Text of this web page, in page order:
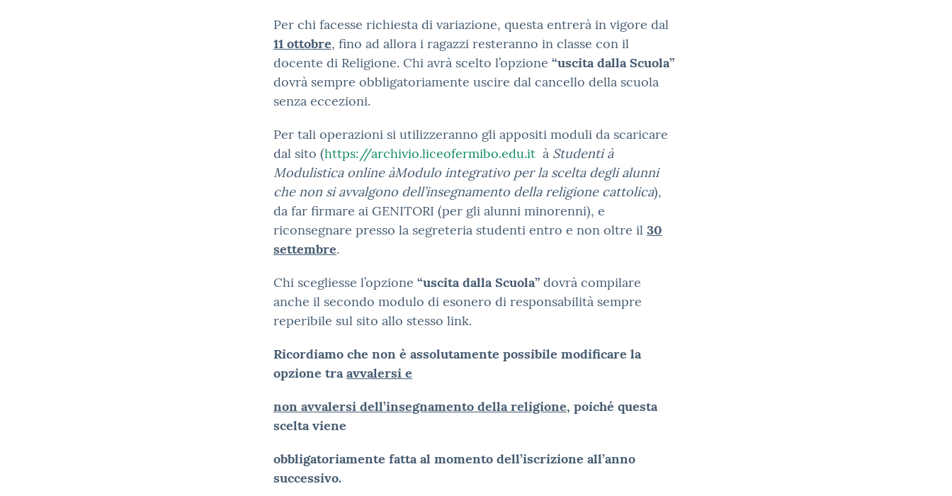
Per chi facesse richiesta di variazione, questa entrerà in vigore dal
11 ottobre, fino ad allora i ragazzi resteranno in classe con il
docente di Religione. Chi avrà scelto l’opzione “uscita dalla Scuola”
dovrà sempre obbligatoriamente uscire dal cancello della scuola
senza eccezioni.
Per tali operazioni si utilizzeranno gli appositi moduli da scaricare
dal sito (https://archivio.liceofermibo.edu.it à Studentià
Modulistica online àModulo integrativo per la scelta degli alunni
che non si avvalgono dell’insegnamento della religione cattolica),
da far firmare ai GENITORI (per gli alunni minorenni), e
riconsegnare presso la segreteria studenti entro e non oltre il 30
settembre.
Chi scegliesse l’opzione “uscita dalla Scuola” dovrà compilare
anche il secondo modulo di esonero di responsabilità sempre
reperibile sul sito allo stesso link.
Ricordiamo che non è assolutamente possibile modificare la
opzione traavvalersi e
non avvalersi dell’insegnamento della religione, poiché questa
scelta viene
obbligatoriamente fatta al momento dell’iscrizione all’anno
successivo.